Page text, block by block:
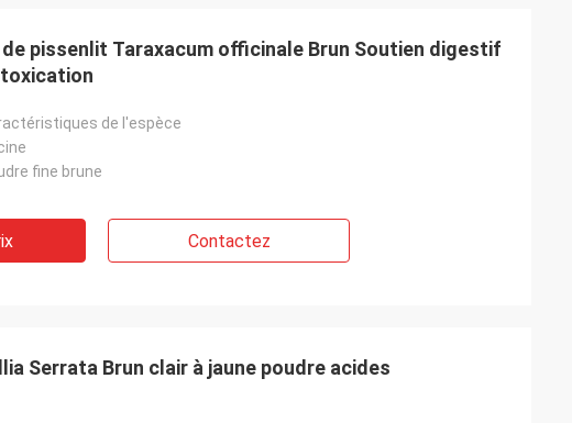
pissenlit Taraxacum officinale Brun Soutien digestif
de l'espèce
fine brune
Contactez
Serrata Brun clair à jaune poudre acides